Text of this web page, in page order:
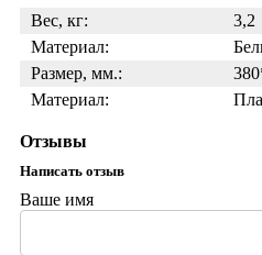
Вес, кг:
3,2
Материал:
Размер, мм.:
Материал:
Отзывы
Написать отзыв
Ваше имя